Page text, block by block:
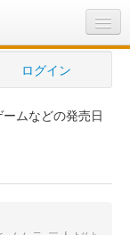
ログイン
ムなどの発売日